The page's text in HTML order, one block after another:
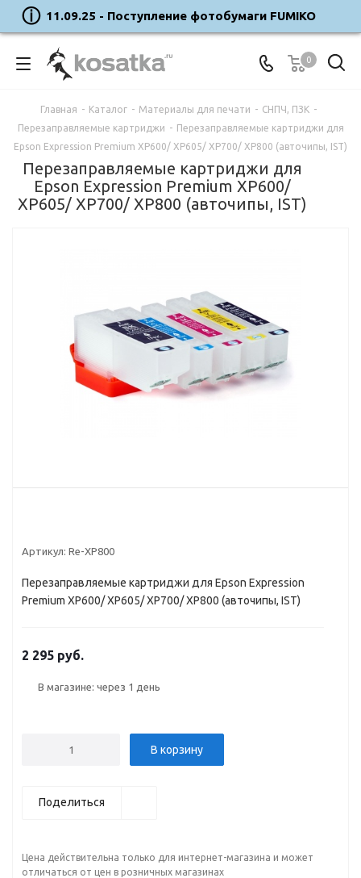
11.09.25 - Поступление фотобумаги FUMIKO
0
Главная - Каталог - Материалы для печати - СНПЧ, ПЗК -
Перезаправляемые картриджи - Перезаправляемые картриджи для
Epson Expression Premium XP600/ XP605/ XP700/ XP800 (авточипы, IST)
Перезаправляемые картриджи для
Epson Expression Premium XP600/
XP605/ XP700/ XP800 (авточипы, IST)
Артикул: Re-XP800
Перезаправляемые картриджи для Epson Expression
Premium XP600/ XP605/ XP700/ XP800 (авточипы, IST)
2 295 руб.
В магазине: через 1 день
В корзину
Поделиться
Цена действительна только для интернет-магазина и может
отличаться от цен в розничных магазинах